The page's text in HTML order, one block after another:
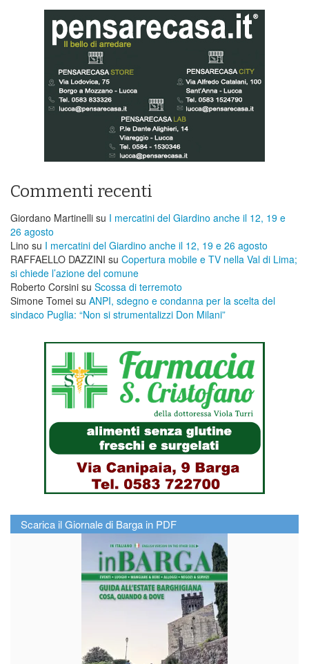
Commenti recenti
Giordano Martinelli su I mercatini del Giardino anche il 12, 19 e
26 agosto
Lino su I mercatini del Giardino anche il 12, 19 e 26 agosto
RAFFAELLO DAZZINI su ​Copertura mobile e TV nella Val di Lima;
si chiede l’azione del comune
Roberto Corsini su Scossa di terremoto
Simone Tomei su ANPI, sdegno e condanna per la scelta del
sindaco Puglia: “Non si strumentalizzi Don Milani”
Scarica il Giornale di Barga in PDF